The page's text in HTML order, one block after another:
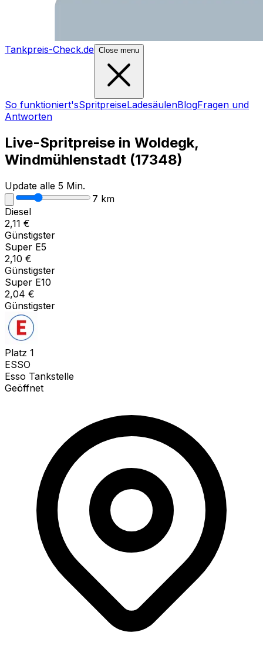
Tankpreis-Check.de Close menu
So funktioniert'sSpritpreiseLadesäulenBlogFragen und
Antworten
Live-Spritpreise in Woldegk,
Windmühlenstadt (17348)
Update alle 5 Min.
7 km
Diesel
2,11 €
Günstigster
Super E5
2,10 €
Günstigster
Super E10
2,04 €
Günstigster
Platz 1
ESSO
Esso Tankstelle
Geöffnet